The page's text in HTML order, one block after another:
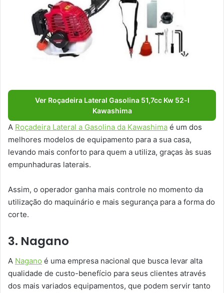
Ver Roçadeira Lateral Gasolina 51,7cc Kw 52-l
Kawashima
A Roçadeira Lateral a Gasolina da Kawashima é um dos
melhores modelos de equipamento para a sua casa,
levando mais conforto para quem a utiliza, graças às suas
empunhaduras laterais.
Assim, o operador ganha mais controle no momento da
utilização do maquinário e mais segurança para a forma do
corte.
3. Nagano
A Nagano é uma empresa nacional que busca levar alta
qualidade de custo-benefício para seus clientes através
dos mais variados equipamentos, que podem servir tanto